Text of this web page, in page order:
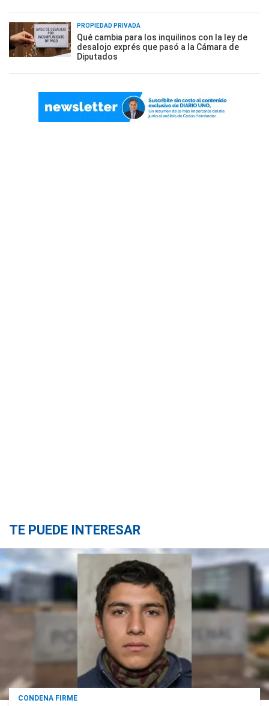
PROPIEDAD PRIVADA
Qué cambia para los inquilinos con la ley de
desalojo exprés que pasó a la Cámara de
Diputados
TE PUEDE INTERESAR
CONDENA FIRME